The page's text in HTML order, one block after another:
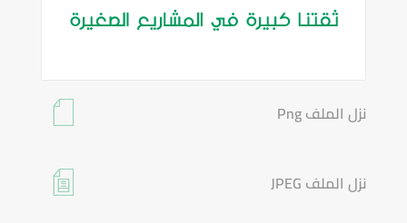
نزل الملف Png
نزل الملف JPEG